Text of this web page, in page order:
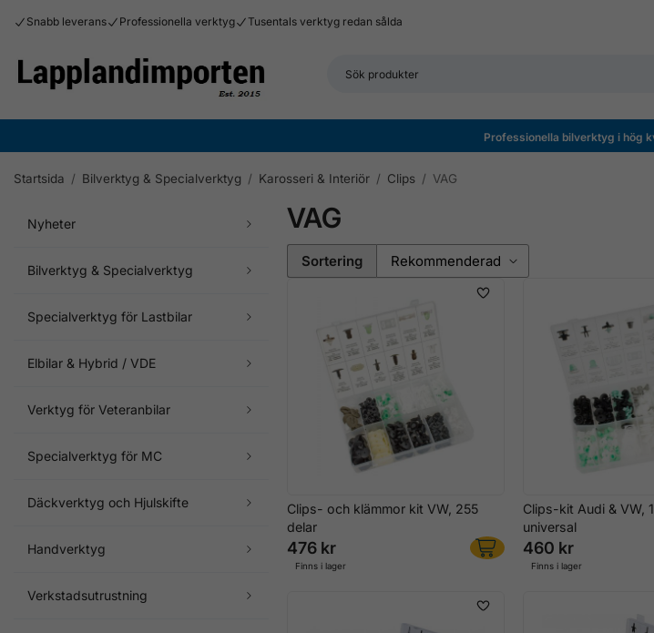
Snabb leverans Professionella verktyg Tusentals verktyg redan sålda
Professionella bilverktyg i hög
Startsida / Bilverktyg & Specialverktyg / Karosseri & Interiör / Clips / VAG
Nyheter
Bilverktyg & Specialverktyg
Specialverktyg för Lastbilar
Elbilar & Hybrid / VDE
Verktyg för Veteranbilar
Specialverktyg för MC
Däckverktyg och Hjulskifte
Handverktyg
Verkstadsutrustning
VAG
Sortering
Clips- och klämmor kit VW, 255
delar
476 kr
Finns i lager
Clips-kit Audi & VW,
universal
460 kr
Finns i lager